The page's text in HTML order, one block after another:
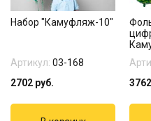
Набор "Камуфляж-10"
Артикул: 03-168
2702 руб.
3762